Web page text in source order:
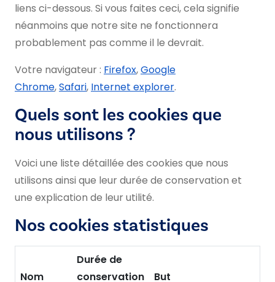
liens ci-dessous. Si vous faites ceci, cela signifie
néanmoins que notre site ne fonctionnera
probablement pas comme il le devrait.
Votre navigateur : Firefox,Google
Chrome,Safari, Internet explorer.
Quels sont les cookies que
nous utilisons ?
Voici une liste détaillée des cookies que nous
utilisons ainsi que leur durée de conservation et
une explication de leur utilité.
Nos cookies statistiques
Nom
Durée de
conservation
But